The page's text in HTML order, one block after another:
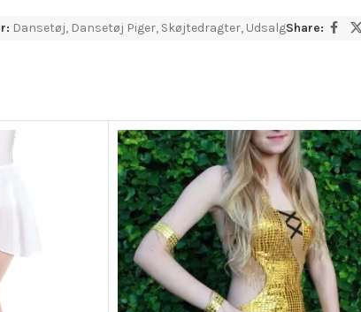
Dansetøj, Dansetøj Piger, Skøjtedragter, UdsalgShare: